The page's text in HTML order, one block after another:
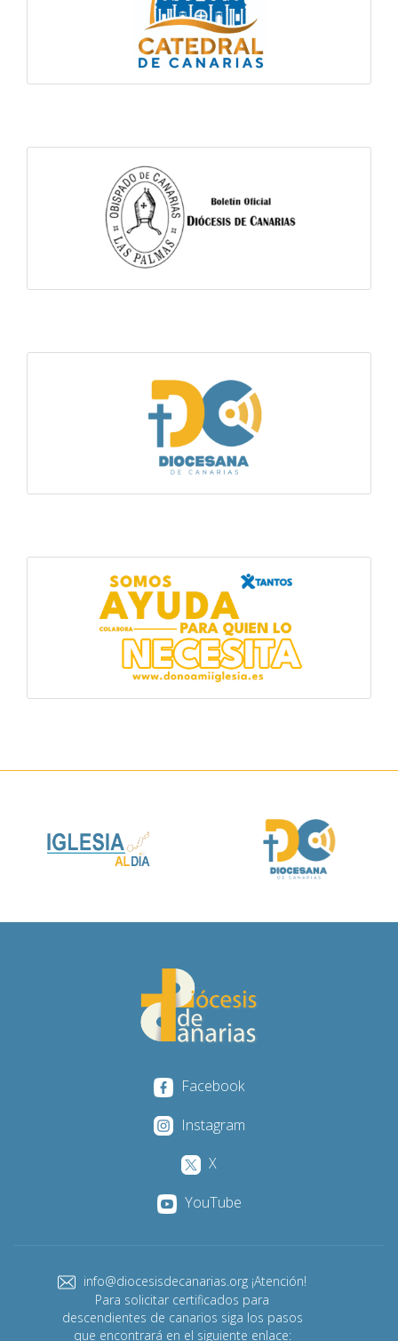
Facebook
Instagram
X
YouTube
info@diocesisdecanarias.org ¡Atención!
Para solicitar certificados para
descendientes de canarios siga los pasos
que encontrará en el siguiente enlace: